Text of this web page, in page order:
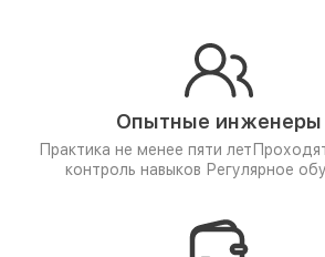
Опытные инженеры
Практика не менее пяти лет
контроль навыков Регулярное